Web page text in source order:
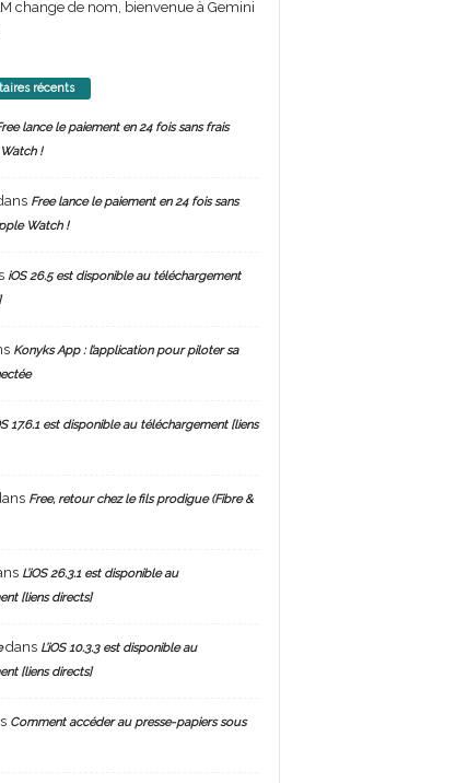
change de nom, bienvenue à Gemini
récents
lance le paiement en 24 fois sans frais
!
Free lance le paiement en 24 fois sans
Watch !
iOS 26.5 est disponible au téléchargement
Konyks App : l’application pour piloter sa
17.6.1 est disponible au téléchargement [liens
Free, retour chez le fils prodigue (Fibre &
L’iOS 26.3.1 est disponible au
[liens directs]
dans L’iOS 10.3.3 est disponible au
[liens directs]
Comment accéder au presse-papiers sous